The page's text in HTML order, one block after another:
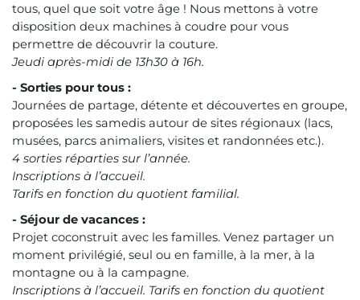
tous, quel que soit votre âge ! Nous mettons à votre
disposition deux machines à coudre pour vous
permettre de découvrir la couture.
Jeudi après-midi de 13h30 à 16h.
- Sorties pour tous :
Journées de partage, détente et découvertes en groupe,
proposées les samedis autour de sites régionaux (lacs,
musées, parcs animaliers, visites et randonnées etc.).
4 sorties réparties sur l’année.
Inscriptions à l’accueil.
Tarifs en fonction du quotient familial.
- Séjour de vacances :
Projet coconstruit avec les familles. Venez partager un
moment privilégié, seul ou en famille, à la mer, à la
montagne ou à la campagne.
Inscriptions à l’accueil. Tarifs en fonction du quotient